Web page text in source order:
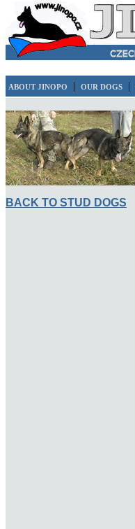
ABOUT JINOPO | OUR DOGS |
BACK TO STUD DOGS